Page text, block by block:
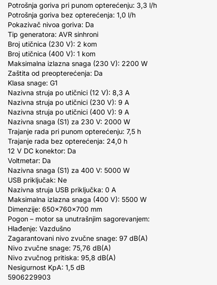
Potrošnja goriva pri punom opterećenju: 3,3 l/h
Potrošnja goriva bez opterećenja: 1,0 l/h
Pokazivač nivoa goriva: Da
Tip generatora: AVR sinhroni
Broj utičnica (230 V): 2 kom
Broj utičnica (400 V): 1 kom
Maksimalna izlazna snaga (230 V): 2200 W
Zaštita od preopterećenja: Da
Klasa snage: G1
Nazivna struja po utičnici (12 V): 8,3 A
Nazivna struja po utičnici (230 V): 9 A
Nazivna struja po utičnici (400 V): 9 A
Nazivna snaga (S1) za 230 V: 2000 W
Trajanje rada pri punom opterećenju: 7,5 h
Trajanje rada bez opterećenja: 24,0 h
12 V DC konektor: Da
Voltmetar: Da
Nazivna snaga (S1) za 400 V: 5000 W
USB priključak: Ne
Nazivna struja USB priključka: 0 A
Maksimalna izlazna snaga (400 V): 5500 W
Dimenzije: 650x760x700 mm
Pogon – motor sa unutrašnjim sagorevanjem:
Hlađenje: Vazdušno
Zagarantovani nivo zvučne snage: 97 dB(A)
Nivo zvučne snage: 75,76 dB(A)
Nivo zvučnog pritiska: 95,8 dB(A)
Nesigurnost KpA: 1,5 dB
5906229903